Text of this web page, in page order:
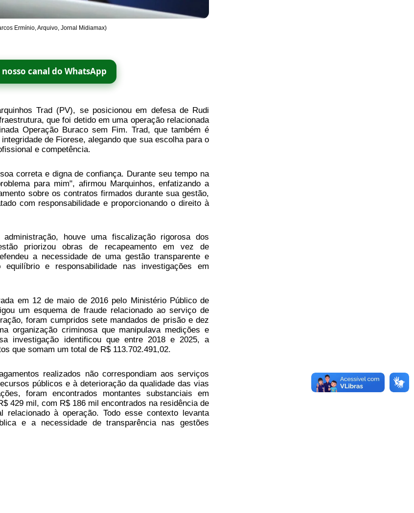
Ermínio, Arquivo, Jornal Midiamax)
nosso canal do WhatsApp
Trad (PV), se posicionou em defesa de Rudi
que foi detido em uma operação relacionada
Operação Buraco sem Fim. Trad, que também é
de Fiorese, alegando que sua escolha para o
e competência.
correta e digna de confiança. Durante seu tempo na
para mim", afirmou Marquinhos, enfatizando a
sobre os contratos firmados durante sua gestão,
com responsabilidade e proporcionando o direito à
houve uma fiscalização rigorosa dos
priorizou obras de recapeamento em vez de
a necessidade de uma gestão transparente e
e responsabilidade nas investigações em
em 12 de maio de 2016 pelo Ministério Público de
um esquema de fraude relacionado ao serviço de
foram cumpridos sete mandados de prisão e dez
organização criminosa que manipulava medições e
investigação identificou que entre 2018 e 2025, a
que somam um total de R$ 113.702.491,02.
realizados não correspondiam aos serviços
públicos e à deterioração da qualidade das vias
foram encontrados montantes substanciais em
429 mil, com R$ 186 mil encontrados na residência de
à operação. Todo esse contexto levanta
e a necessidade de transparência nas gestões